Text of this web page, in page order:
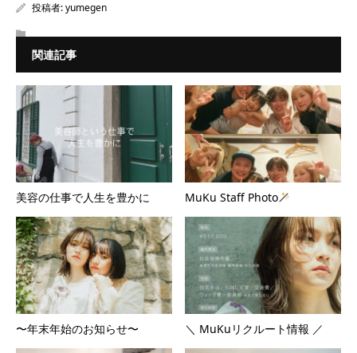
投稿者:yumegen
関連記事
美容の仕事で人生を豊かに MuKu Staff Photo
〜年末年始のお知らせ〜 ＼ MuKuリクルート情報 ／